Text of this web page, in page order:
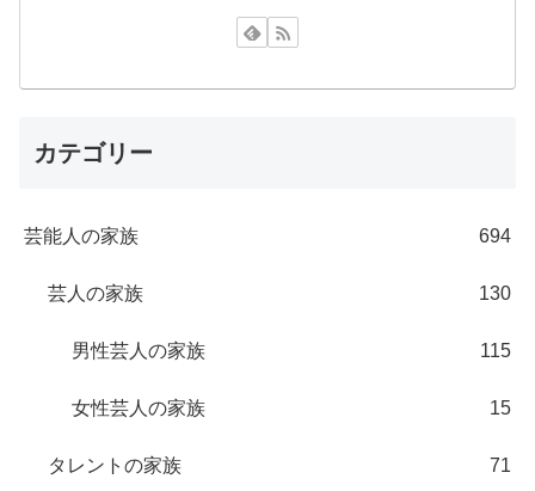
カテゴリー
芸能人の家族 694
芸人の家族 130
男性芸人の家族 115
女性芸人の家族 15
タレントの家族 71